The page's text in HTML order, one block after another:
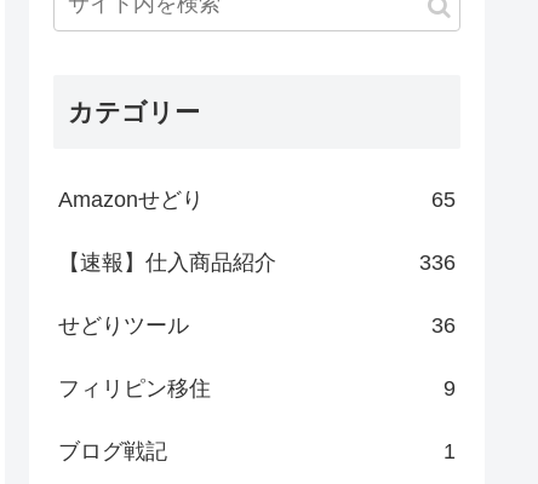
カテゴリー
Amazonせどり 65
【速報】仕入商品紹介 336
せどりツール 36
フィリピン移住 9
ブログ戦記 1